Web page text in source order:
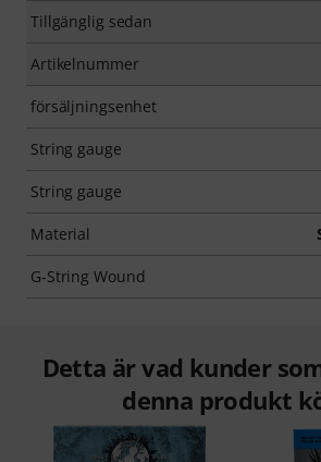
Tillgänglig sedan
Artikelnummer
försäljningsenhet
String gauge
String gauge
Material
G-String Wound
Detta är vad kunder
denna produkt